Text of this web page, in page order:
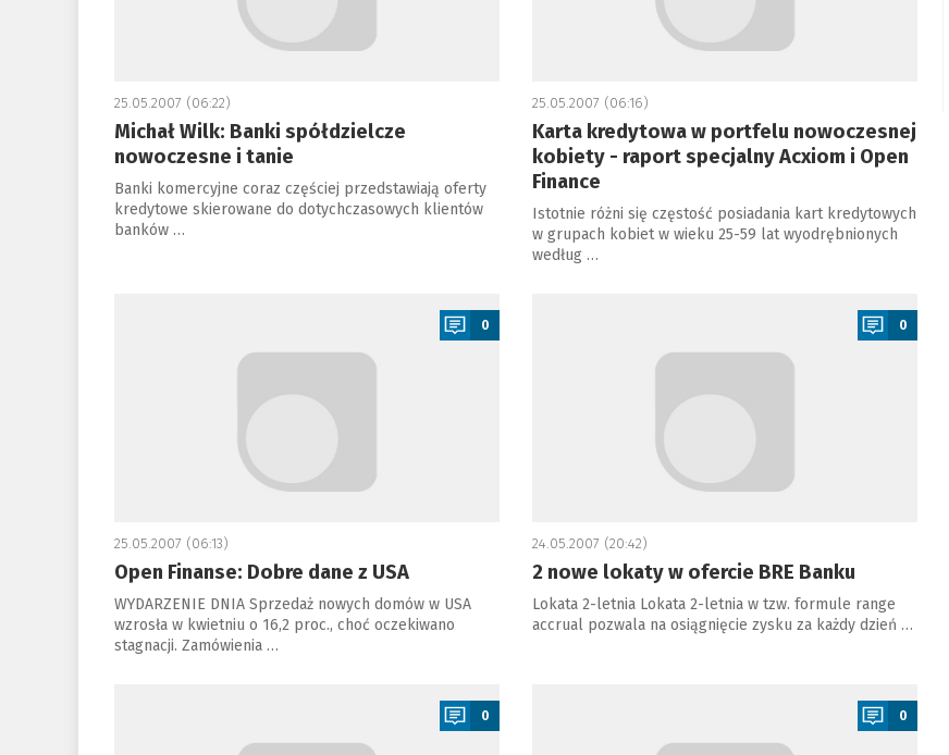
25.05.2007 (06:22)
Michał Wilk: Banki spółdzielcze
nowoczesne i tanie
Banki komercyjne coraz częściej przedstawiają oferty
kredytowe skierowane do dotychczasowych klientów
banków …
25.05.2007 (06:16)
Karta kredytowa w portfelu nowoczesnej
kobiety - raport specjalny Acxiom i Open
Finance
Istotnie różni się częstość posiadania kart kredytowych
w grupach kobiet w wieku 25-59 lat wyodrębnionych
według …
0
25.05.2007 (06:13)
Open Finanse: Dobre dane z USA
WYDARZENIE DNIA Sprzedaż nowych domów w USA
wzrosła w kwietniu o 16,2 proc., choć oczekiwano
stagnacji. Zamówienia …
0
24.05.2007 (20:42)
2 nowe lokaty w ofercie BRE Banku
Lokata 2-letnia Lokata 2-letnia w tzw. formule range
accrual pozwala na osiągnięcie zysku za każdy dzień …
0 0